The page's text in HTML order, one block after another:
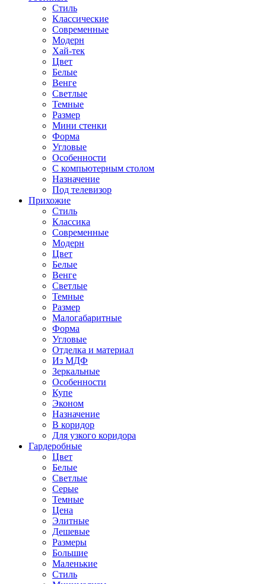
Стиль
Классические
Современные
Модерн
Хай-тек
Цвет
Белые
Венге
Светлые
Темные
Размер
Мини стенки
Форма
Угловые
Особенности
С компьютерным столом
Назначение
Под телевизор
Прихожие
Стиль
Классика
Современные
Модерн
Цвет
Белые
Венге
Светлые
Темные
Размер
Малогабаритные
Форма
Угловые
Отделка и материал
Из МДФ
Зеркальные
Особенности
Купе
Эконом
Назначение
В коридор
Для узкого коридора
Гардеробные
Цвет
Белые
Светлые
Серые
Темные
Цена
Элитные
Дешевые
Размеры
Большие
Маленькие
Стиль